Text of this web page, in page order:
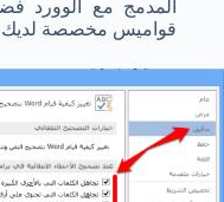
المدمج مع الوورد
قواميس مخصصة لديك